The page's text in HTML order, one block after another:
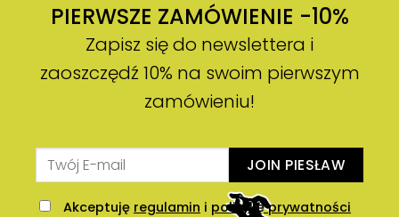
PIERWSZE ZAMÓWIENIE -10%
Zapisz się do newslettera i
zaoszczędź 10% na swoim pierwszym
zamówieniu!
JOIN PIESŁAW
Akceptuję regulamin i politykę prywatności